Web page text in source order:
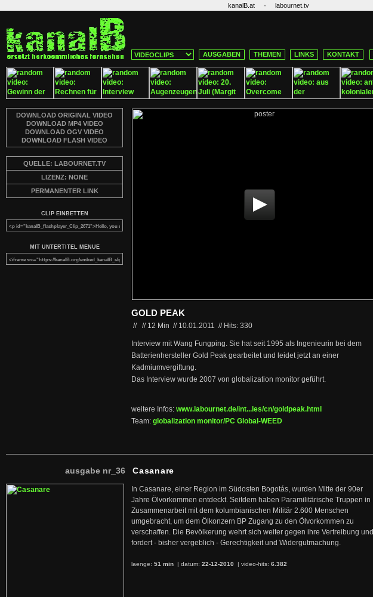
kanalB.at · labournet.tv
AUSGABEN THEMEN LINKS KONTAKT
DOWNLOAD ORIGINAL VIDEO
DOWNLOAD MP4 VIDEO
DOWNLOAD OGV VIDEO
DOWNLOAD FLASH VIDEO
QUELLE: LABOURNET.TV
LIZENZ: NONE
PERMANENTER LINK
CLIP EINBETTEN
MIT UNTERTITEL MENUE
GOLD PEAK
// // 12 Min // 10.01.2011 // Hits: 330
Interview mit Wang Fungping. Sie hat seit 1995 als Ingenieurin bei dem
Batterienhersteller Gold Peak gearbeitet und leidet jetzt an einer
Kadmiumvergiftung.
Das Interview wurde 2007 von globalization monitor geführt.
weitere Infos: www.labournet.de/int...les/cn/goldpeak.html
Team: globalization monitor/PC Global-WEED
ausgabe nr_36 Casanare
In Casanare, einer Region im Südosten Bogotás, wurden Mitte der 90er
Jahre Ölvorkommen entdeckt. Seitdem haben Paramilitärische Truppen in
Zusammenarbeit mit dem kolumbianischen Militär 2.600 Menschen
umgebracht, um dem Ölkonzern BP Zugang zu den Ölvorkommen zu
verschaffen. Die Bevölkerung wehrt sich weiter gegen ihre Vertreibung und
fordert - bisher vergeblich - Gerechtigkeit und Widergutmachung.
laenge: 51 min | datum: 22-12-2010 | video-hits: 6.382